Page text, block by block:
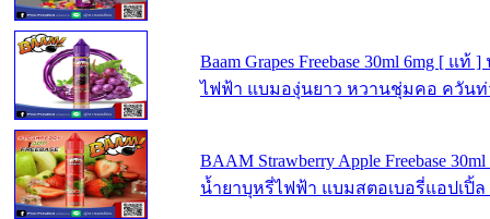
Baam Grapes Freebase 30ml 6mg [ แท้
ไฟฟ้า แบมองุ่นยาว หวานชุ่มคอ ควัน
BAAM Strawberry Apple Freebase
น้ำยาบุหรี่ไฟฟ้า แบมสตอเบอรี่แอปเปิ้ล